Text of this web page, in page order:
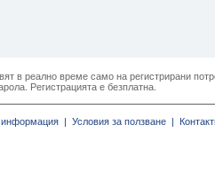
в реално време само на регистрирани
Регистрацията е безплатна.
информация | Условия за ползване |